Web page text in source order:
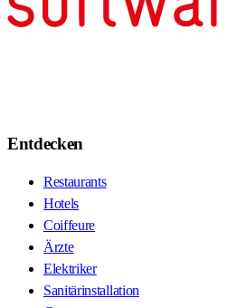
Entdecken
Restaurants
Hotels
Coiffeure
Ärzte
Elektriker
Sanitärinstallation